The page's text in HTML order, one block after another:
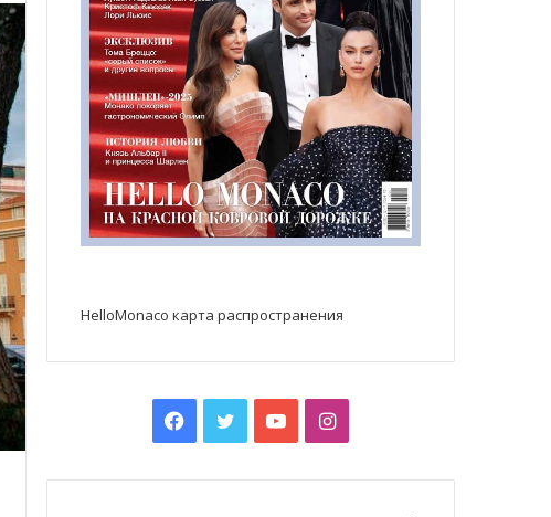
HelloMonaco карта распространения
Facebook
TwitterYouTubeInstagram